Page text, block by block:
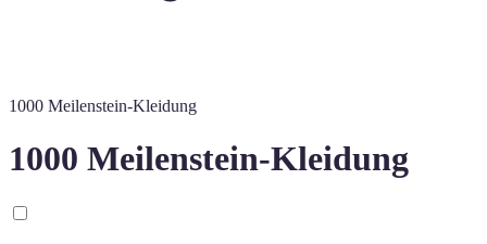
1000 Meilenstein-Kleidung
1000 Meilenstein-Kleidung